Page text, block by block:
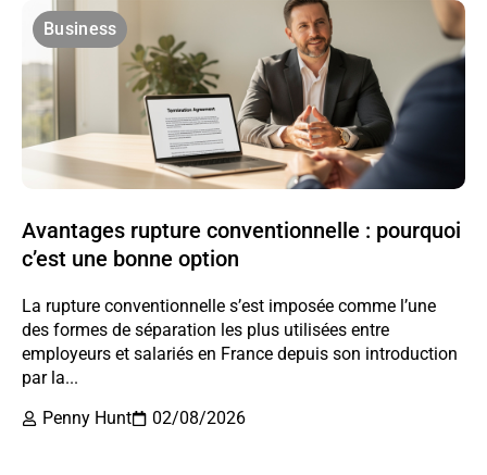
Business
Avantages rupture conventionnelle : pourquoi
c’est une bonne option
La rupture conventionnelle s’est imposée comme l’une
des formes de séparation les plus utilisées entre
employeurs et salariés en France depuis son introduction
par la...
Penny Hunt
02/08/2026